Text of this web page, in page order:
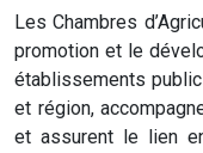
Les Chambres
promotion et le
établissements
et région,
et assurent le lien